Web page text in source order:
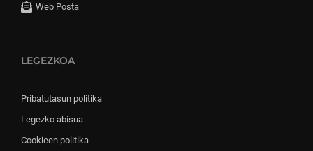
Web Posta
LEGEZKOA
Pribatutasun politika
Legezko abisua
Cookieen politika